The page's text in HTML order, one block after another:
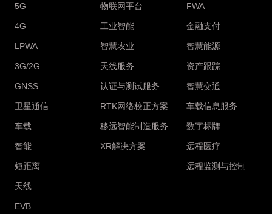
5G
4G
LPWA
3G/2G
GNSS
卫星通信
车载
智能
短距离
天线
EVB
物联网平台
工业智能
智慧农业
天线服务
认证与测试服务
RTK网络校正方案
移远智能制造服务
XR解决方案
FWA
金融支付
智慧能源
资产跟踪
智慧交通
车载信息服务
数字标牌
远程医疗
远程监测与控制